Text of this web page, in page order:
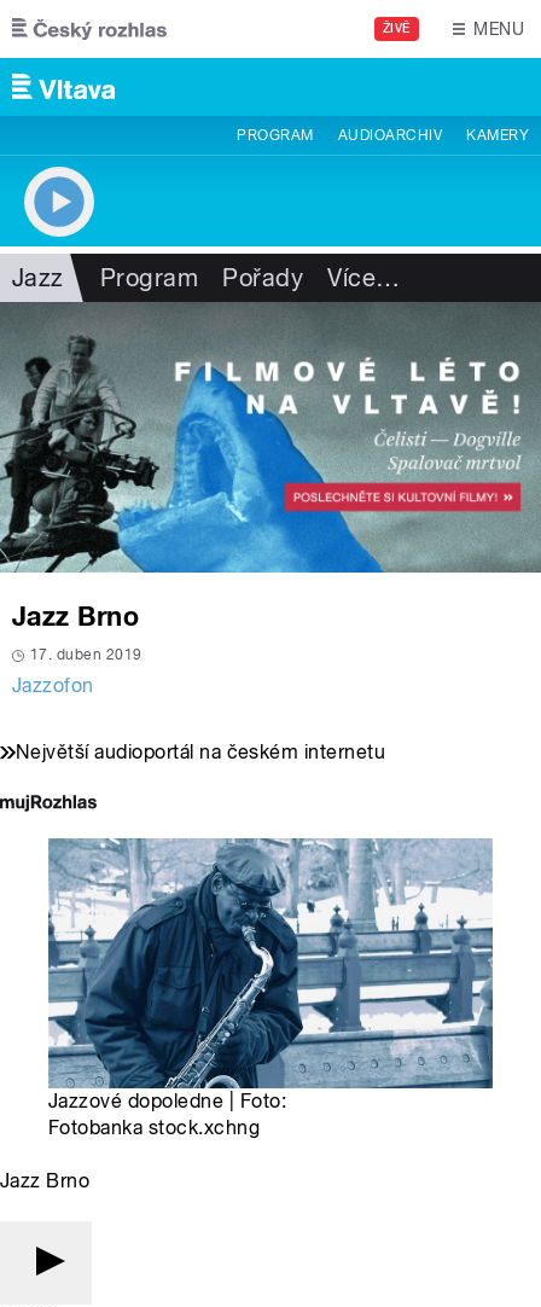
Přejít k hlavnímu obsahu
ŽIVĚ MENU
PROGRAM AUDIOARCHIV KAMERY
Jazz Program Pořady Více…
Jazz Brno
17. duben 2019
Jazzofon
Největší audioportál na českém internetu
Jazzové dopoledne | Foto:
Fotobanka stock.xchng
Jazz Brno